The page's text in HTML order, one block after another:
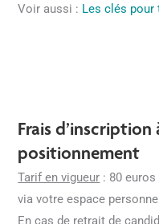
Voir aussi : Les clés pour
Frais d’inscription
positionnement
Tarif en vigueur : 80
via votre espace
En cas de retrait de